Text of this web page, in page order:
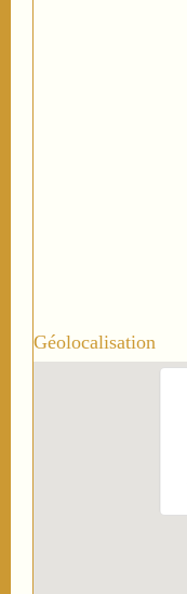
Géolocalisation